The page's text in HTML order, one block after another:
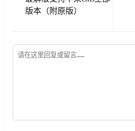
版本（附原版）